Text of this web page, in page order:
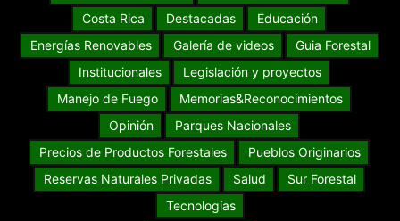
Costa Rica
Destacadas
Educación
Energías Renovables
Galería de videos
Guia Forestal
Institucionales
Legislación y proyectos
Manejo de Fuego
Memorias&Reconocimientos
Opinión
Parques Nacionales
Precios de Productos Forestales
Pueblos Originarios
Reservas Naturales Privadas
Salud
Sur Forestal
Tecnologías